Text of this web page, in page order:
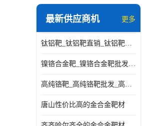
三氧化铝靶材
铬靶材
镧靶材
最新供应商机 更多
钛铝靶_钛铝靶直销_钛铝靶供应商
镍铬合金靶_镍铬合金靶批发_镍铬合金靶供应商
高纯铬靶_高纯铬靶批发_高纯铬靶厂家
唐山性价比高的金合金靶材